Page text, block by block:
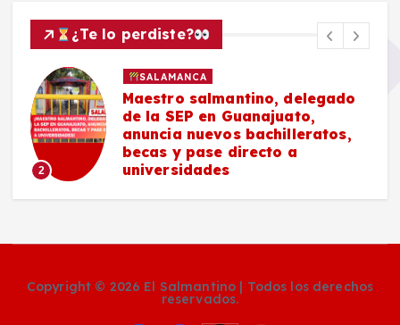
¿Te lo perdiste?
2
SALAMANCA
Maestro salmantino, delegado
de la SEP en Guanajuato,
anuncia nuevos bachilleratos,
becas y pase directo a
universidades
Copyright © 2026 El Salmantino | Todos los derechos
reservados.